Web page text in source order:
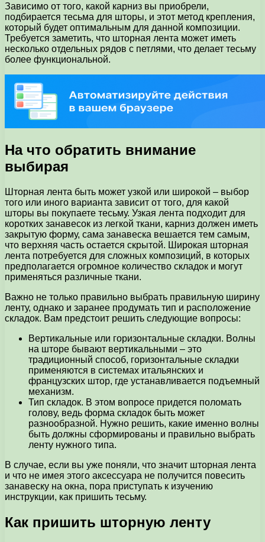
Зависимо от того, какой карниз вы приобрели,
подбирается тесьма для шторы, и этот метод крепления,
который будет оптимальным для данной композиции.
Требуется заметить, что шторная лента может иметь
несколько отдельных рядов с петлями, что делает тесьму
более функциональной.
На что обратить внимание
выбирая
Шторная лента быть может узкой или широкой – выбор
того или иного варианта зависит от того, для какой
шторы вы покупаете тесьму. Узкая лента подходит для
коротких занавесок из легкой ткани, карниз должен иметь
закрытую форму, сама занавеска вешается тем самым,
что верхняя часть остается скрытой. Широкая шторная
лента потребуется для сложных композиций, в которых
предполагается огромное количество складок и могут
применяться различные ткани.
Важно не только правильно выбрать правильную ширину
ленту, однако и заранее продумать тип и расположение
складок. Вам предстоит решить следующие вопросы:
Вертикальные или горизонтальные складки. Волны
на шторе бывают вертикальными – это
традиционный способ, горизонтальные складки
применяются в системах итальянских и
французских штор, где устанавливается подъемный
механизм.
Тип складок. В этом вопросе придется поломать
голову, ведь форма складок быть может
разнообразной. Нужно решить, какие именно волны
быть должны сформированы и правильно выбрать
ленту нужного типа.
В случае, если вы уже поняли, что значит шторная лента
и что не имея этого аксессуара не получится повесить
занавеску на окна, пора приступать к изучению
инструкции, как пришить тесьму.
Как пришить шторную ленту